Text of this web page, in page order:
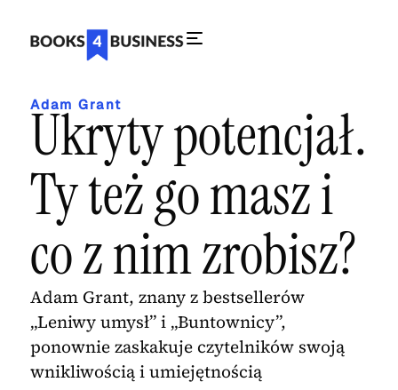
Adam Grant
Ukryty potencjał.
Ty też go masz i
co z nim zrobisz?
Adam Grant, znany z bestsellerów
„Leniwy umysł” i „Buntownicy”,
ponownie zaskakuje czytelników swoją
wnikliwością i umiejętnością